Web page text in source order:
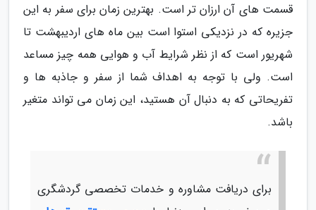
قسمت های آن ارزان تر است. بهترین زمان برای سفر به این
جزیره که در نزدیکی استوا است بین ماه های اردیبهشت تا
شهریور است که از نظر شرایط آب و هوایی همه چیز مساعد
است. ولی با توجه به اهداف شما از سفر و جاذبه ها و
تفریحاتی که به دنبال آن هستید، این زمان می تواند متغیر
باشد.
برای دریافت مشاوره و خدمات تخصصی گردشگری